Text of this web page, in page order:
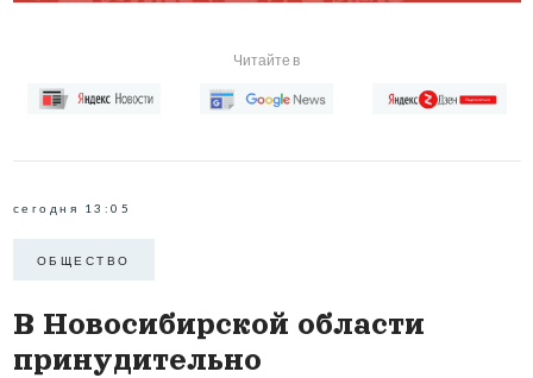
Читайте в
сегодня 13:05
ОБЩЕСТВО
В Новосибирской области
принудительно